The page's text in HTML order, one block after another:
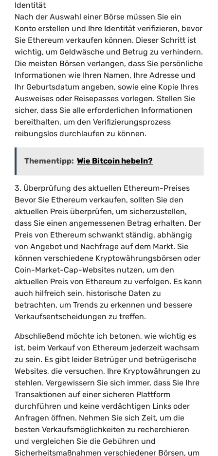
Identität
Nach der Auswahl einer Börse müssen Sie ein
Konto erstellen und Ihre Identität verifizieren, bevor
Sie Ethereum verkaufen können. Dieser Schritt ist
wichtig, um Geldwäsche und Betrug zu verhindern.
Die meisten Börsen verlangen, dass Sie persönliche
Informationen wie Ihren Namen, Ihre Adresse und
Ihr Geburtsdatum angeben, sowie eine Kopie Ihres
Ausweises oder Reisepasses vorlegen. Stellen Sie
sicher, dass Sie alle erforderlichen Informationen
bereithalten, um den Verifizierungsprozess
reibungslos durchlaufen zu können.
Thementipp: Wie Bitcoin hebeln?
3. Überprüfung des aktuellen Ethereum-Preises
Bevor Sie Ethereum verkaufen, sollten Sie den
aktuellen Preis überprüfen, um sicherzustellen,
dass Sie einen angemessenen Betrag erhalten. Der
Preis von Ethereum schwankt ständig, abhängig
von Angebot und Nachfrage auf dem Markt. Sie
können verschiedene Kryptowährungsbörsen oder
Coin-Market-Cap-Websites nutzen, um den
aktuellen Preis von Ethereum zu verfolgen. Es kann
auch hilfreich sein, historische Daten zu
betrachten, um Trends zu erkennen und bessere
Verkaufsentscheidungen zu treffen.
Abschließend möchte ich betonen, wie wichtig es
ist, beim Verkauf von Ethereum jederzeit wachsam
zu sein. Es gibt leider Betrüger und betrügerische
Websites, die versuchen, Ihre Kryptowährungen zu
stehlen. Vergewissern Sie sich immer, dass Sie Ihre
Transaktionen auf einer sicheren Plattform
durchführen und keine verdächtigen Links oder
Anfragen öffnen. Nehmen Sie sich Zeit, um die
besten Verkaufsmöglichkeiten zu recherchieren
und vergleichen Sie die Gebühren und
Sicherheitsmaßnahmen verschiedener Börsen, um